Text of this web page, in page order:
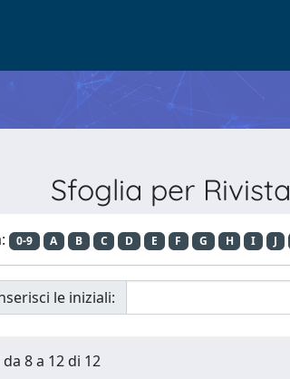
Sfoglia per Rivista
0-9 A B C D E F G H I J
le iniziali:
8 a 12 di 12